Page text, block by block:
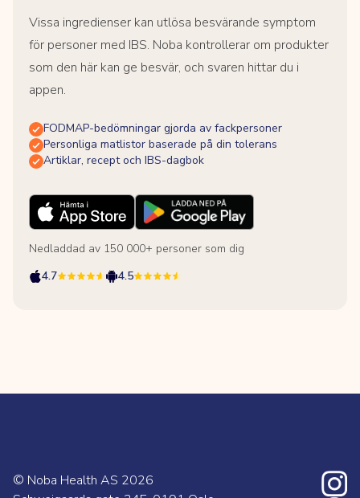
Vissa ingredienser kan utlösa besvärande symptom
för personer med IBS. Noba kontrollerar om produkter
som den här kan ge besvär, och svaren hittar du i
appen.
FODMAP-bedömningar gjorda av fackpersoner
Personliga matlistor baserade på din tolerans
Artiklar, recept och IBS-dagbok
Nedladdad av 150 000+ personer som dig
4.7
4.5
© Noba Health AS 2026